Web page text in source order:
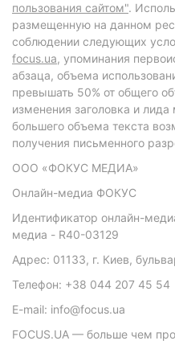
пользования сайтом".
размещенную на данном
соблюдении следующих
focus.ua, упоминания
абзаца, объема
превышать 50% от общего
изменения заголовка и
большего объема текста
получения письменного
ООО «ФОКУС МЕДИА»
Онлайн-медиа ФОКУС
Идентификатор онлайн-
медиа - R40-03129
Адрес: 01133, г. Киев,
Телефон: +38 044 207 45 54
E-mail: info@focus.ua
FOCUS.UA — больше чем